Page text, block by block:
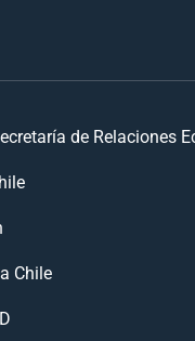
de Relaciones
Chile